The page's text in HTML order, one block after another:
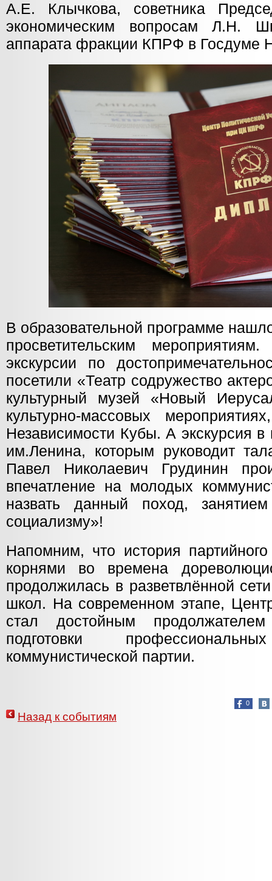
А.Е. Клычкова, советника
экономическим вопросам Л.Н.
аппарата фракции КПРФ в Госдуме
В образовательной программе
просветительским
экскурсии по
посетили «Театр содружество
культурный музей «Новый
культурно-массовых
Независимости Кубы. А экскурсия
им.Ленина, которым руководит
Павел Николаевич Грудинин
впечатление на молодых
назвать данный поход,
социализму»!
Напомним, что история
корнями во времена
продолжилась в разветвлённой
школ. На современном этапе,
стал достойным
подготовки
коммунистической партии.
0
Назад к событиям